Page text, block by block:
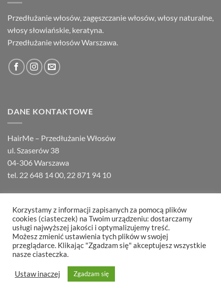
Przedłużanie włosów, zagęszczanie włosów, włosy naturalne,
włosy słowiańskie, keratyna.
Przedłużanie włosów Warszawa.
DANE KONTAKTOWE
HairMe – Przedłużanie Włosów
ul. Szaserów 38
04-306 Warszawa
tel. 22 648 14 00, 22 871 94 10
O HAIRME KONTAKT FAQ REGULAMIN REKLAMACJE
Copyright 2026 ©
Korzystamy z informacji zapisanych za pomocą plików
cookies (ciasteczek) na Twoim urządzeniu: dostarczamy
usługi najwyższej jakości i optymalizujemy treść.
Możesz zmienić ustawienia tych plików w swojej
przeglądarce. Klikając "Zgadzam się" akceptujesz wszystkie
nasze ciasteczka.
Ustaw inaczej Zgadzam się